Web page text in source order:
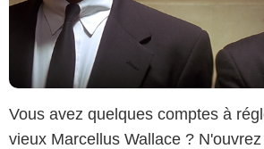
Vous avez quelques comptes à
vieux Marcellus Wallace ?